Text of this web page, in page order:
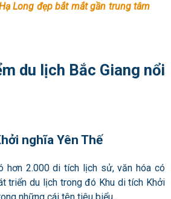
Long đẹp bắt mắt gần trung tâm
du lịch Bắc Giang nổi
nghĩa Yên Thế
hơn 2.000 di tích lịch sử, văn hóa có
triển du lịch trong đó Khu di tích Khởi